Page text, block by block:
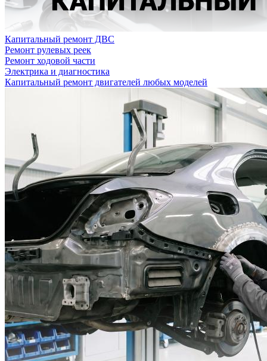
Капитальный ремонт ДВС
Ремонт рулевых реек
Ремонт ходовой части
Электрика и диагностика
Капитальный ремонт двигателей любых моделей